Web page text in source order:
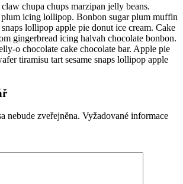
chupa chups marzipan jelly beans.
plum icing lollipop. Bonbon sugar plum muffin
lollipop apple pie donut ice cream. Cake
gingerbread icing halvah chocolate bonbon.
o chocolate cake chocolate bar. Apple pie
tiramisu tart sesame snaps lollipop apple
nebude zveřejněna. Vyžadované informace